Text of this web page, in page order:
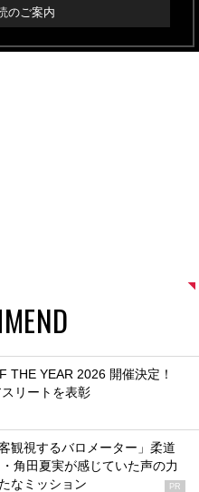
のご案内
THE YEAR 2026 開催決定！
リートを表彰
観視するバロメーター」柔道
角田夏実が感じていた声の力
なミッション
PR